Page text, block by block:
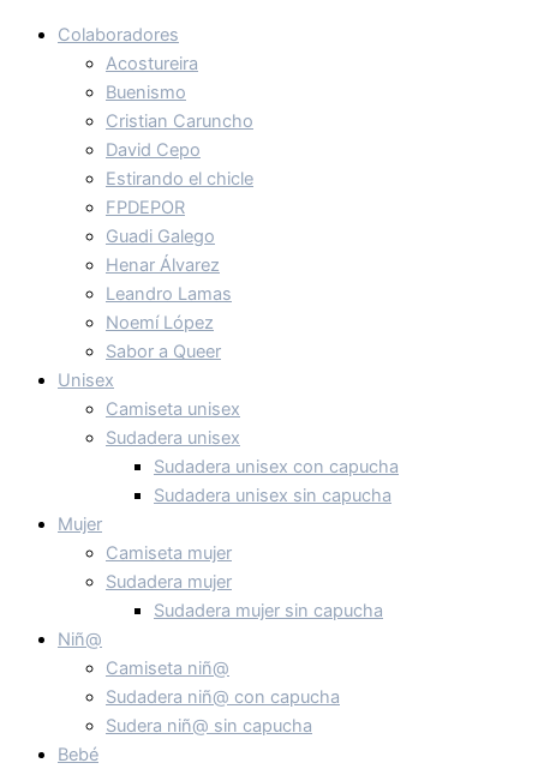
Colaboradores
Acostureira
Buenismo
Cristian Caruncho
David Cepo
Estirando el chicle
FPDEPOR
Guadi Galego
Henar Álvarez
Leandro Lamas
Noemí López
Sabor a Queer
Unisex
Camiseta unisex
Sudadera unisex
Sudadera unisex con capucha
Sudadera unisex sin capucha
Mujer
Camiseta mujer
Sudadera mujer
Sudadera mujer sin capucha
Niñ@
Camiseta niñ@
Sudadera niñ@ con capucha
Sudera niñ@ sin capucha
Bebé